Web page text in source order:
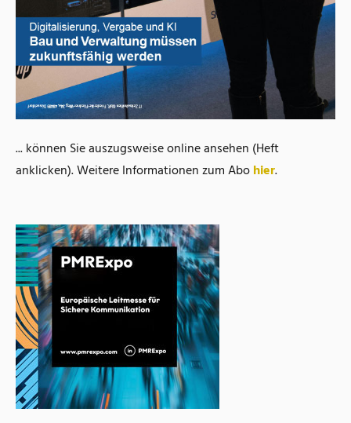
... können Sie auszugsweise online ansehen (Heft
anklicken). Weitere Informationen zum Abohier.